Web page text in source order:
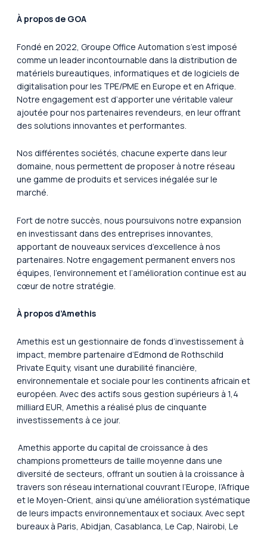
À propos de GOA
Fondé en 2022, Groupe Office Automation s’est imposé
comme un leader incontournable dans la distribution de
matériels bureautiques, informatiques et de logiciels de
digitalisation pour les TPE/PME en Europe et en Afrique.
Notre engagement est d’apporter une véritable valeur
ajoutée pour nos partenaires revendeurs, en leur offrant
des solutions innovantes et performantes.
Nos différentes sociétés, chacune experte dans leur
domaine, nous permettent de proposer à notre réseau
une gamme de produits et services inégalée sur le
marché.
Fort de notre succès, nous poursuivons notre expansion
en investissant dans des entreprises innovantes,
apportant de nouveaux services d’excellence à nos
partenaires. Notre engagement permanent envers nos
équipes, l’environnement et l’amélioration continue est au
cœur de notre stratégie.
À propos d’Amethis
Amethis est un gestionnaire de fonds d’investissement à
impact, membre partenaire d’Edmond de Rothschild
Private Equity, visant une durabilité financière,
environnementale et sociale pour les continents africain et
européen. Avec des actifs sous gestion supérieurs à 1,4
milliard EUR, Amethis a réalisé plus de cinquante
investissements à ce jour.
Amethis apporte du capital de croissance à des
champions prometteurs de taille moyenne dans une
diversité de secteurs, offrant un soutien à la croissance à
travers son réseau international couvrant l’Europe, l’Afrique
et le Moyen-Orient, ainsi qu’une amélioration systématique
de leurs impacts environnementaux et sociaux. Avec sept
bureaux à Paris, Abidjan, Casablanca, Le Cap, Nairobi, Le